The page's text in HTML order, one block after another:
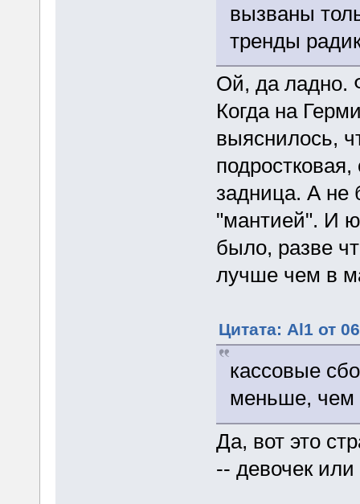
вызваны
тренды
Ой, да ладно.
Когда на
выяснилось,
задница. А не
"мантией". И
было, разве
лучше чем в
Цитата: Al1 от
кассовые
меньше, чем
Да, вот это
-- девочек